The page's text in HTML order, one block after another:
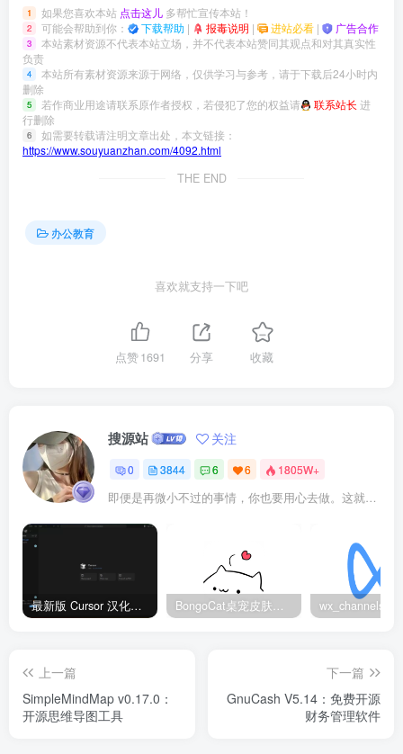
1 如果您喜欢本站 点击这儿 多帮忙宣传本站！
2 可能会帮助到你： 下载帮助 | 报毒说明 | 进站必看 | 广告合作
3
本站素材资源不代表本站立场，并不代表本站赞同其观点和对其真实性
负责
4
本站所有素材资源来源于网络，仅供学习与参考，请于下载后24小时内
删除
5 若作商业用途请联系原作者授权，若侵犯了您的权益请 联系站长 进
行删除
6
如需要转载请注明文章出处，本文链接：
https://www.souyuanzhan.com/4092.html
THE END
办公教育
喜欢就支持一下吧
点赞1691 分享 收藏
搜源站 关注
0 3844 6 6 1805W+
即便是再微小不过的事情，你也要用心去做。这就是成功的秘密
最新版 Cursor 汉化设置中文教程（两种简单方法，附中文语言包下载） BongoCat桌宠皮肤包大全：20款主题皮肤免费下载
上一篇
SimpleMindMap v0.17.0：
开源思维导图工具
下一篇
GnuCash V5.14：免费开源
财务管理软件